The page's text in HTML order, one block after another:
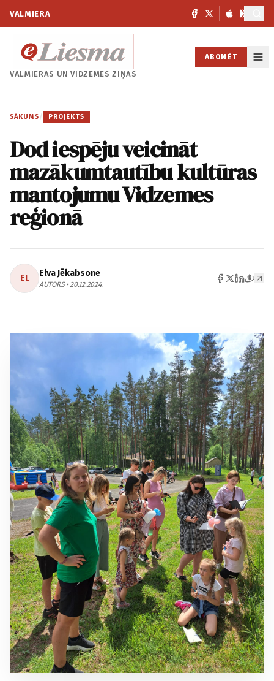
VALMIERA
VALMIERAS UNVIDZEMES ZIŅAS
ABONĒT
SĀKUMS / PROJEKTS
Dod iespēju veicināt
mazākumtautību kultūras
mantojumu Vidzemes
reģionā
EL Elva Jēkabsone
AUTORS • 20.12.2024.